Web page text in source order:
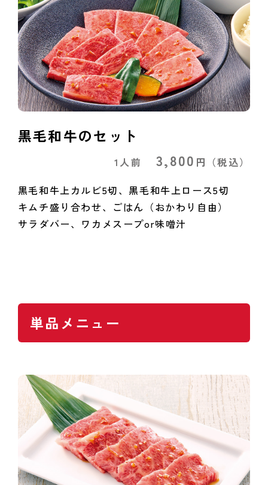
黒毛和牛のセット
1人前 3,800 円 （税込）
黒毛和牛上カルビ5切、黒毛和牛上ロース5切
キムチ盛り合わせ、ごはん（おかわり自由）
サラダバー、ワカメスープor味噌汁
単品メニュー